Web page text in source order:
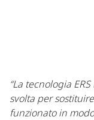
“La tecnologia
svolta per
funzionato in